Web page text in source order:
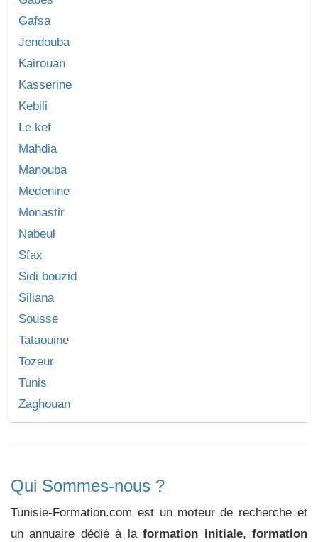
Gafsa
Jendouba
Kairouan
Kasserine
Kebili
Le kef
Mahdia
Manouba
Medenine
Monastir
Nabeul
Sfax
Sidi bouzid
Siliana
Sousse
Tataouine
Tozeur
Tunis
Zaghouan
Qui Sommes-nous ?
Tunisie-Formation.com est un moteur de recherche et
un annuaire dédié à laformation initiale,formation